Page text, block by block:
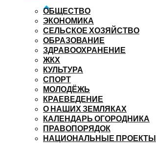
ОБЩЕСТВО
ЭКОНОМИКА
СЕЛЬСКОЕ ХОЗЯЙСТВО
ОБРАЗОВАНИЕ
ЗДРАВООХРАНЕНИЕ
ЖКХ
КУЛЬТУРА
СПОРТ
МОЛОДЁЖЬ
КРАЕВЕДЕНИЕ
О НАШИХ ЗЕМЛЯКАХ
КАЛЕНДАРЬ ОГОРОДНИКА
ПРАВОПОРЯДОК
НАЦИОНАЛЬНЫЕ ПРОЕКТЫ